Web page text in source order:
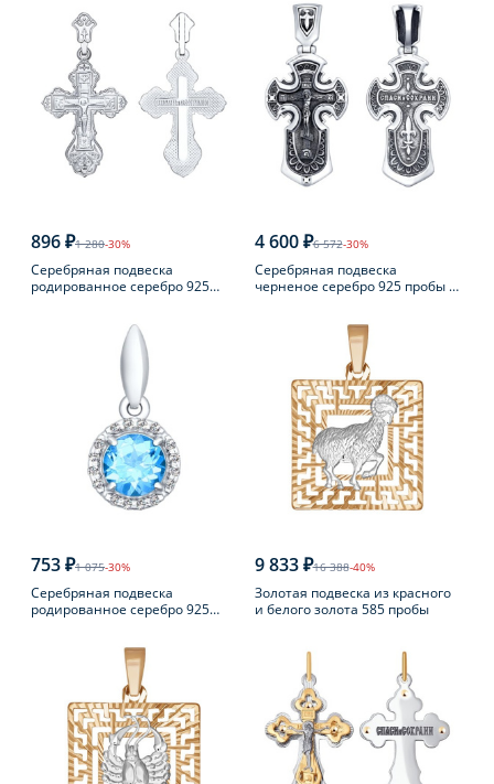
896 ₽1 280-30%
Серебряная подвеска
родированное серебро 925
4 600 ₽6 572-30%
Серебряная подвеска
черненое серебро 925 пробы с
753 ₽1 075-30%
Серебряная подвеска
родированное серебро 925
9 833 ₽16 388-40%
Золотая подвеска из красного
и белого золота 585 пробы